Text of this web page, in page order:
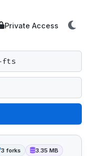
Private Access
3 forks
3.35 MB